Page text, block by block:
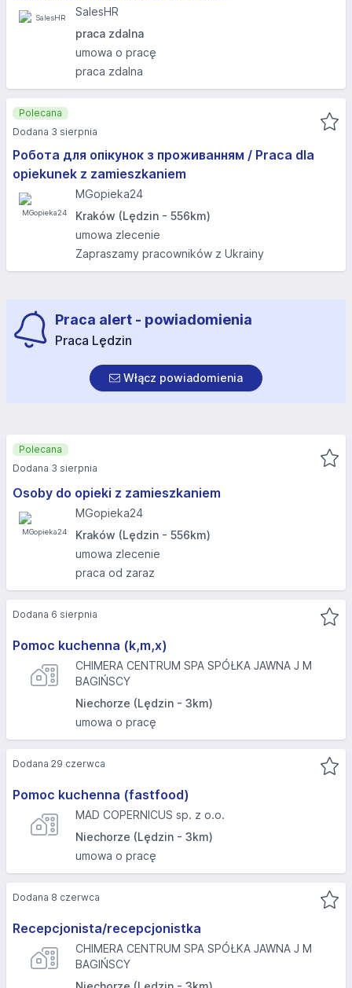
SalesHR
praca zdalna
umowa o pracę
praca zdalna
Робота для опікунок з проживанням / Praca dla
opiekunek z zamieszkaniem
MGopieka24
Kraków (Lędzin - 556km)
umowa zlecenie
Zapraszamy pracowników z Ukrainy
Polecana
Dodana 3 sierpnia
Praca alert - powiadomienia
Praca Lędzin
Włącz powiadomienia
Osoby do opieki z zamieszkaniem
MGopieka24
Kraków (Lędzin - 556km)
umowa zlecenie
praca od zaraz
Polecana
Dodana 3 sierpnia
Pomoc kuchenna (k,m,x)
CHIMERA CENTRUM SPA SPÓŁKA JAWNA J M
BAGIŃSCY
Niechorze (Lędzin - 3km)
umowa o pracę
Dodana 6 sierpnia
Pomoc kuchenna (fastfood)
MAD COPERNICUS sp. z o.o.
Niechorze (Lędzin - 3km)
umowa o pracę
Dodana 29 czerwca
Recepcjonista/recepcjonistka
CHIMERA CENTRUM SPA SPÓŁKA JAWNA J M
BAGIŃSCY
Dodana 8 czerwca